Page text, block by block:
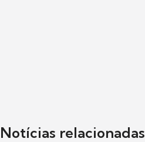
Notícias relacionadas